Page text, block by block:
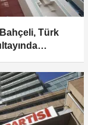
Türk